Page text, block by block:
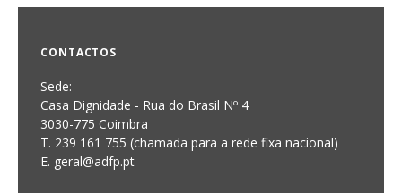
CONTACTOS
Sede:
Casa Dignidade - Rua do Brasil Nº 4
3030-775 Coimbra
T. 239 161 755 (chamada para a rede fixa nacional)
E. geral@adfp.pt